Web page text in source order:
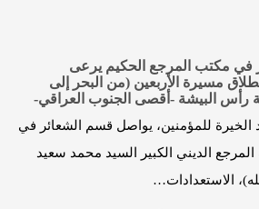
في مكتب المرجع الحكيم يرعى
مسيرة الأربعين (من البحر إلى
رأس البيشة -أقصى الجنوب العراقي-
الخيرة للمؤمنين، يواصل قسم الشعائر في
الديني الكبير السيد محمد سعيد
الاستعدادات…